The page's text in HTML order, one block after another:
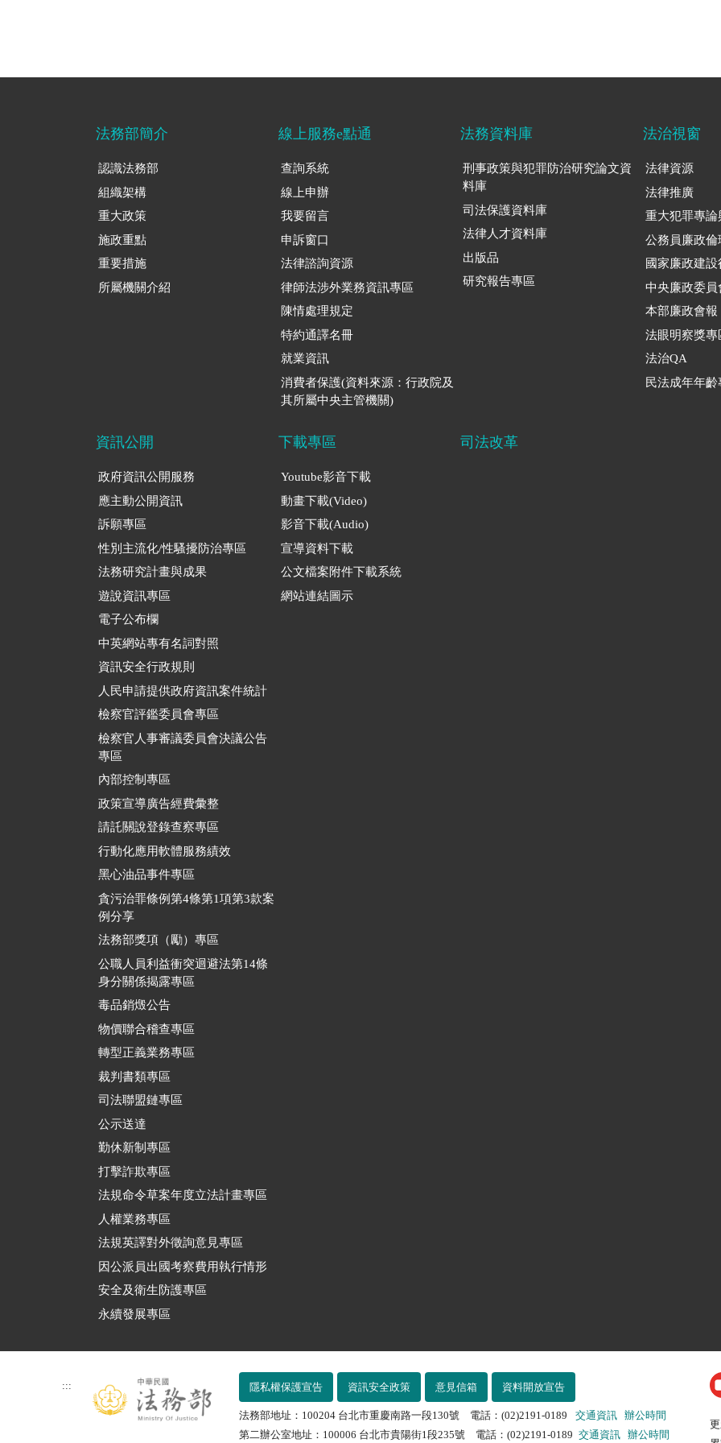
法務部簡介
認識法務部
組織架構
重大政策
施政重點
重要措施
所屬機關介紹
線上服務e點通
查詢系統
線上申辦
我要留言
申訴窗口
法律諮詢資源
律師法涉外業務資訊專區
陳情處理規定
特約通譯名冊
就業資訊
消費者保護(資料來源：行政院及
其所屬中央主管機關)
法務資料庫
刑事政策與犯罪防治研究論文資
料庫
司法保護資料庫
法律人才資料庫
出版品
研究報告專區
法治視窗
法律資源
法律推廣
重大犯罪專論
公務員廉政倫
國家廉政建
中央廉政委員
本部廉政會報
法眼明察獎專
法治QA
民法成年年齡
資訊公開
政府資訊公開服務
應主動公開資訊
訴願專區
性別主流化/性騷擾防治專區
法務研究計畫與成果
遊說資訊專區
電子公布欄
中英網站專有名詞對照
資訊安全行政規則
人民申請提供政府資訊案件統計
檢察官評鑑委員會專區
檢察官人事審議委員會決議公告
專區
內部控制專區
政策宣導廣告經費彙整
請託關說登錄查察專區
行動化應用軟體服務績效
黑心油品事件專區
貪污治罪條例第4條第1項第3款案
例分享
法務部獎項（勵）專區
公職人員利益衝突迴避法第14條
身分關係揭露專區
毒品銷燬公告
物價聯合稽查專區
轉型正義業務專區
裁判書類專區
司法聯盟鏈專區
公示送達
勤休新制專區
打擊詐欺專區
法規命令草案年度立法計畫專區
人權業務專區
法規英譯對外徵詢意見專區
因公派員出國考察費用執行情形
安全及衛生防護專區
永續發展專區
下載專區
Youtube影音下載
動畫下載(Video)
影音下載(Audio)
宣導資料下載
公文檔案附件下載系統
網站連結圖示
司法改革
::: 隱私權保護宣告 資訊安全政策 意見信箱 資料開放宣告
法務部地址：100204 台北市重慶南路一段130號 電話：(02)2191-0189 交通資訊
辦公時間
第二辦公室地址：100006 台北市貴陽街1段235號 電話：(02)2191-0189 交通資訊 辦公時間